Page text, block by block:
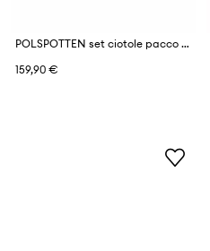
POLSPOTTEN set ciotole pacco da 4
159,90 €